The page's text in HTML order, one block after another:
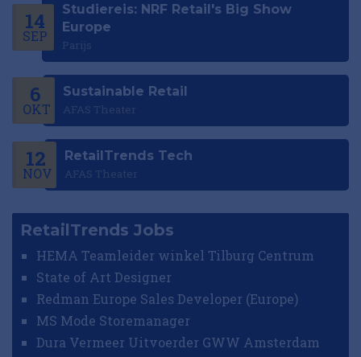
14
SEP
Studiereis: NRF Retail's Big Show
Europe
Parijs
6
OKT
Sustainable Retail
AFAS Theater
12
NOV
RetailTrends Tech
AFAS Theater
RetailTrends Jobs
HEMA Teamleider winkel Tilburg Centrum
State of Art Designer
Redman Europe Sales Developer (Europe)
MS Mode Storemanager
Dura Vermeer Uitvoerder GWW Amsterdam